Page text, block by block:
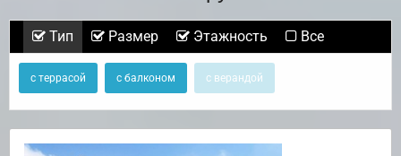
Тип Размер Этажность Все
с террасой с балконом с верандой